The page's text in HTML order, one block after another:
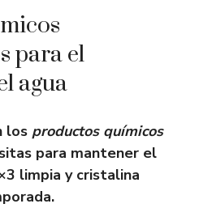
para el
agua
los productos químicos
para mantener el
limpia y cristalina